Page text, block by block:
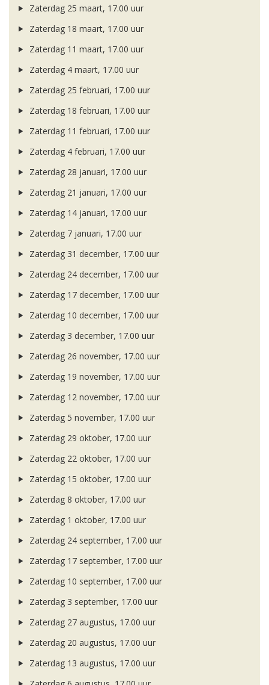
Zaterdag 25 maart, 17.00 uur
Zaterdag 18 maart, 17.00 uur
Zaterdag 11 maart, 17.00 uur
Zaterdag 4 maart, 17.00 uur
Zaterdag 25 februari, 17.00 uur
Zaterdag 18 februari, 17.00 uur
Zaterdag 11 februari, 17.00 uur
Zaterdag 4 februari, 17.00 uur
Zaterdag 28 januari, 17.00 uur
Zaterdag 21 januari, 17.00 uur
Zaterdag 14 januari, 17.00 uur
Zaterdag 7 januari, 17.00 uur
Zaterdag 31 december, 17.00 uur
Zaterdag 24 december, 17.00 uur
Zaterdag 17 december, 17.00 uur
Zaterdag 10 december, 17.00 uur
Zaterdag 3 december, 17.00 uur
Zaterdag 26 november, 17.00 uur
Zaterdag 19 november, 17.00 uur
Zaterdag 12 november, 17.00 uur
Zaterdag 5 november, 17.00 uur
Zaterdag 29 oktober, 17.00 uur
Zaterdag 22 oktober, 17.00 uur
Zaterdag 15 oktober, 17.00 uur
Zaterdag 8 oktober, 17.00 uur
Zaterdag 1 oktober, 17.00 uur
Zaterdag 24 september, 17.00 uur
Zaterdag 17 september, 17.00 uur
Zaterdag 10 september, 17.00 uur
Zaterdag 3 september, 17.00 uur
Zaterdag 27 augustus, 17.00 uur
Zaterdag 20 augustus, 17.00 uur
Zaterdag 13 augustus, 17.00 uur